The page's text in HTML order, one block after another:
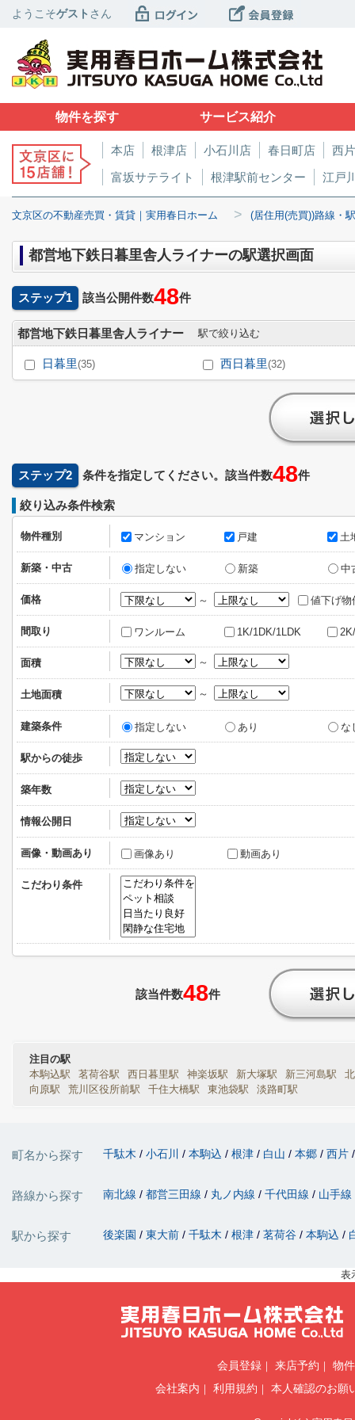
ようこそゲスト さん
物件を探す サービス紹介
本店 根津店 小石川店 春日町店
西
富坂サテライト
根津駅前センター 江戸
文京区の不動産売買・賃貸｜実用春日ホーム > (居住用(売買))路線・
都営地下鉄日暮里舎人ライナーの駅選択画面
ステップ1 該当公開件数48件
都営地下鉄日暮里舎人ライナー 駅で絞り込む
日暮里(35) 西日暮里(32)
ステップ2 条件を指定してください。該当件数48件
絞り込み条件検索
物件種別 マンション 戸建 土
新築・中古 指定しない 新築 中
価格 ～ 値下げ物
間取り ワンルーム 1K/1DK/1LDK
面積 ～
土地面積 ～
建築条件 指定しない あり な
駅からの徒歩
築年数
情報公開日
画像・動画あり 画像あり 動画あり
こだわり条件
該当件数48件
注目の駅
本駒込駅
茗荷谷駅 西日暮里駅 神楽坂駅 新大塚駅 新三河島駅
向原駅
荒川区役所前駅 千住大橋駅 東池袋駅 淡路町駅
町名から探す 千駄木 小石川 本駒込 根津 白山 本郷 西片
路線から探す 南北線 都営三田線 丸ノ内線 千代田線 山手線
駅から探す 後楽園 東大前 千駄木 根津 茗荷谷 本駒込
表
会員登録 来店予約
物
会社案内
利用規約 本人確認のお願